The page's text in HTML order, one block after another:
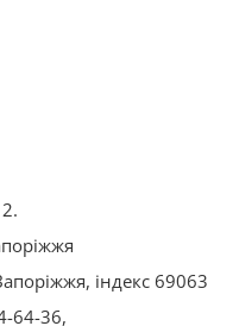
індекс 69063
64-36,